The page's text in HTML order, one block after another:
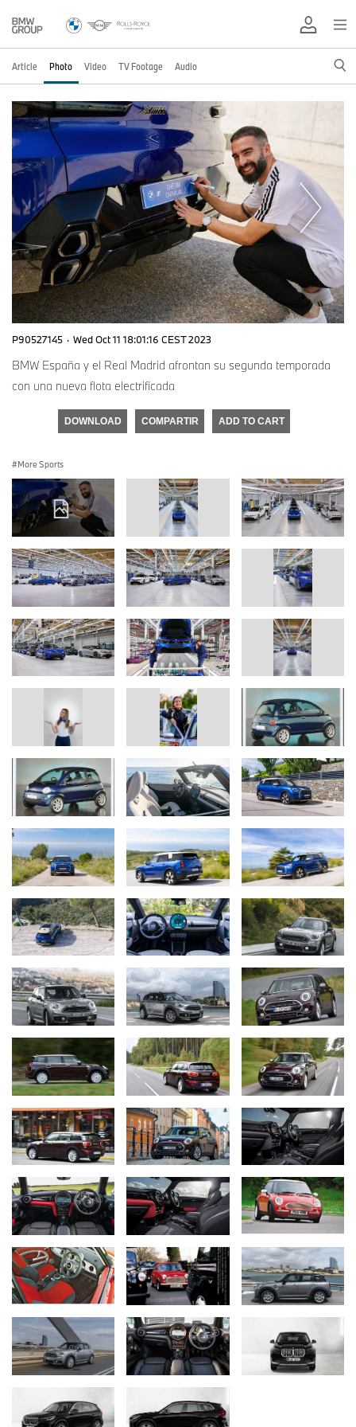
Article Photo Video TV Footage Audio
P90527145 · Wed Oct 11 18:01:16 CEST 2023
BMW España y el Real Madrid afrontan su segunda temporada
con una nueva flota electrificada
DOWNLOAD COMPARTIR ADD TO CART
More Sports